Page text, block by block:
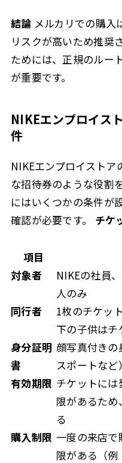
結論 メルカリでの購入
リスクが高いため推奨
ためには、正規のルー
が重要です。
NIKEエンプロイス
件
NIKEエンプロイスト
な招待券のような役割
にはいくつかの条件が
確認が必要です。 チケ
項目
対象者
NIKEの社員
人のみ
同行者
1枚のチケッ
下の子供はチ
身分証明
書
顔写真付き
スポートな
有効期限 チケットに
限があるた
る
購入制限 一度の来店
限がある（例